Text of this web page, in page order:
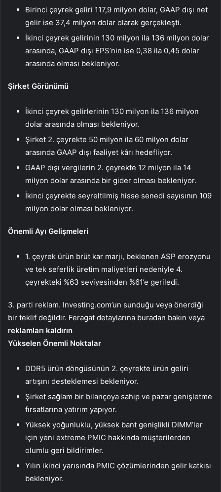
Birinci çeyrek geliri 117,9 milyon dolar, GAAP dışı net
gelir ise 37,4 milyon dolar olarak gerçekleşti.
İkinci çeyrek gelirinin 130 milyon ila 136 milyon dolar
arasında, GAAP dışı EPS’nin ise 0,38 ila 0,45 dolar
arasında olması bekleniyor.
Şirket Görünümü
İkinci çeyrek gelirlerinin 130 milyon ila 136 milyon
dolar arasında olması bekleniyor.
Şirket 2. çeyrekte 50 milyon ila 60 milyon dolar
arasında GAAP dışı faaliyet kârı hedefliyor.
GAAP dışı vergilerin 2. çeyrekte 12 milyon ila 14
milyon dolar arasında bir gider olması bekleniyor.
İkinci çeyrekte seyreltilmiş hisse senedi sayısının 109
milyon dolar olması bekleniyor.
Önemli Ayı Gelişmeleri
1. çeyrek ürün brüt kar marjı, beklenen ASP erozyonu
ve tek seferlik üretim maliyetleri nedeniyle 4.
çeyrekteki %63 seviyesinden %61’e geriledi.
3. parti reklam. Investing.com’un sunduğu veya önerdiği
bir teklif değildir. Feragat detaylarına buradan bakın veya
reklamları kaldırın
Yükselen Önemli Noktalar
DDR5 ürün döngüsünün 2. çeyrekte ürün geliri
artışını desteklemesi bekleniyor.
Şirket sağlam bir bilançoya sahip ve pazar genişletme
fırsatlarına yatırım yapıyor.
Yüksek yoğunluklu, yüksek bant genişlikli DIMM’ler
için yeni extreme PMIC hakkında müşterilerden
olumlu geri bildirimler.
Yılın ikinci yarısında PMIC çözümlerinden gelir katkısı
bekleniyor.